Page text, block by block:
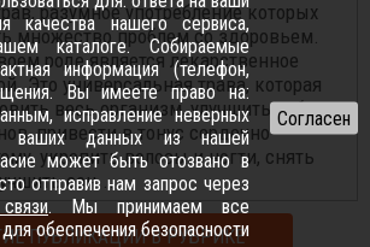
разумное употребление которых
множество проблем со здоровьем.
роде является лекарственное
Это универсальная трава, которая
весь организм, улучшить работу
привести в тонус сердечно-
укрепить волосы и ногти, снять
сон...
ПУБЛИКАЦИИ В РУБРИКЕ
качества нашего сервиса,
каталоге. Собираемые
информация (телефон,
Вы имеете право на:
исправление неверных
ваших данных из нашей
может быть отозвано в
отправив нам запрос через
. Мы принимаем все
обеспечения безопасности